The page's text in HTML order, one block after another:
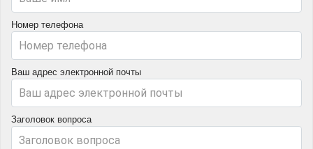
Номер телефона
Ваш адрес электронной почты
Заголовок вопроса